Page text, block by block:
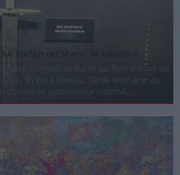
lui Ștefan cel Mare” la Istanbul
și româno-turce au fost vreme de